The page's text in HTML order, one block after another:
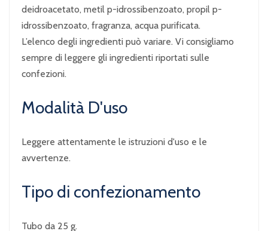
deidroacetato, metil p-idrossibenzoato, propil p-
idrossibenzoato, fragranza, acqua purificata.
L’elenco degli ingredienti può variare. Vi consigliamo
sempre di leggere gli ingredienti riportati sulle
confezioni.
Modalità D'uso
Leggere attentamente le istruzioni d'uso e le
avvertenze.
Tipo di confezionamento
Tubo da 25 g.